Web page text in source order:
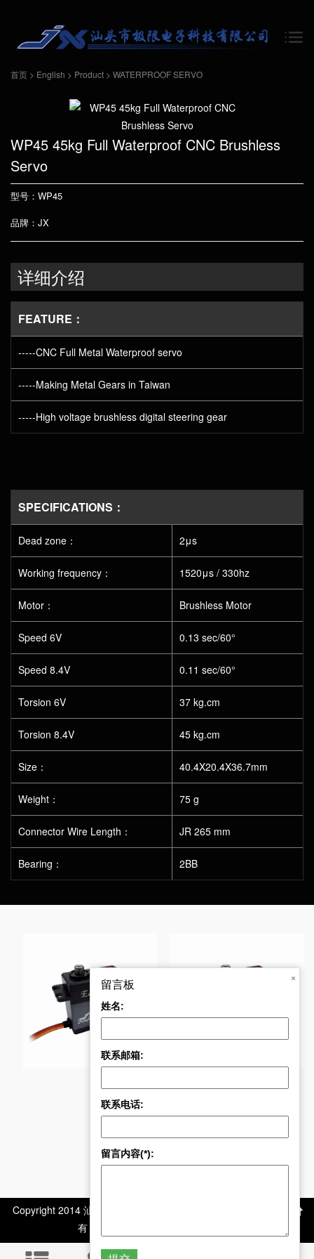
首页 > English > Product > WATERPROOF SERVO
WP45 45kg Full Waterproof CNC Brushless
Servo
型号：WP45
品牌：JX
详细介绍
FEATURE：
-----CNC Full Metal Waterproof servo
-----Making Metal Gears in Taiwan
-----High voltage brushless digital steering gear
SPECIFICATIONS：
Dead zone： 2μs
Working frequency： 1520μs / 330hz
Motor： Brushless Motor
Speed 6V 0.13 sec/60°
Speed 8.4V 0.11 sec/60°
Torsion 6V 37 kg.cm
Torsion 8.4V 45 kg.cm
Size： 40.4X20.4X36.7mm
Weight： 75 g
Connector Wire Length： JR 265 mm
Bearing： 2BB
CLS6331 30kg 大扭
留言板
姓名:
联系邮箱:
联系电话:
留言内容(*):
×
Copyright 2014 汕头市极限电子科技有限公司 版权所
有 All Rights Reserved